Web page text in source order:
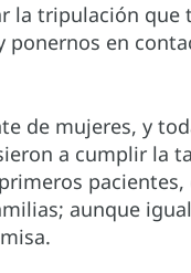
la tripulación que
ponernos en
de mujeres, y
a cumplir la
aunque